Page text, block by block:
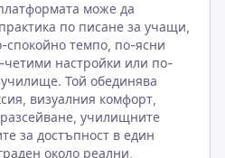
може да
по писане за учащи,
спокойно темпо, по-ясни
четими настройки или по-
Той обединява
визуалния комфорт,
училищните
за достъпност в един
около реални,